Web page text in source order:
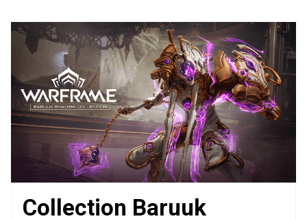
Collection Baruuk